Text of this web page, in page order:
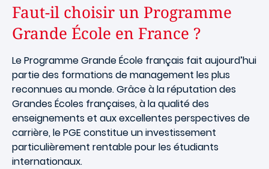
Faut-il choisir un Programme
Grande École en France ?
Le Programme Grande École français fait aujourd’hui
partie des formations de management les plus
reconnues au monde. Grâce à la réputation des
Grandes Écoles françaises, à la qualité des
enseignements et aux excellentes perspectives de
carrière, le PGE constitue un investissement
particulièrement rentable pour les étudiants
internationaux.